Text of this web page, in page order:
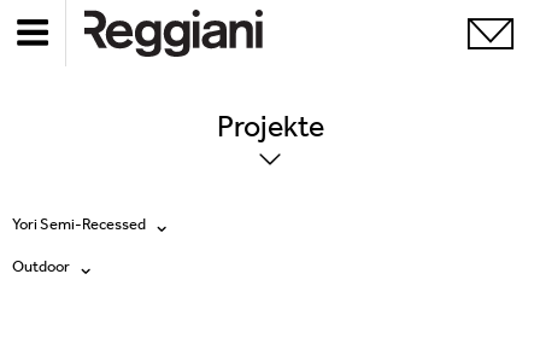
Projekte
Yori Semi-Recessed
Alle Produkte
Outdoor